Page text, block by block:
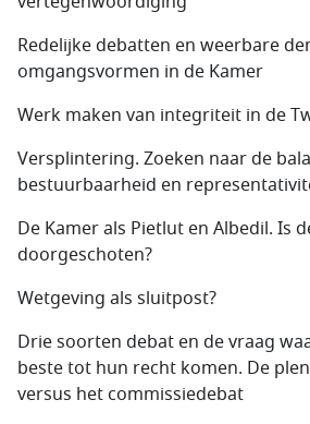
Redelijke debatten en weerbare
omgangsvormen in de Kamer
Werk maken van integriteit in de
Versplintering. Zoeken naar de
bestuurbaarheid en
De Kamer als Pietlut en Albedil. Is
doorgeschoten?
Wetgeving als sluitpost?
Drie soorten debat en de vraag
beste tot hun recht komen. De
versus het commissiedebat